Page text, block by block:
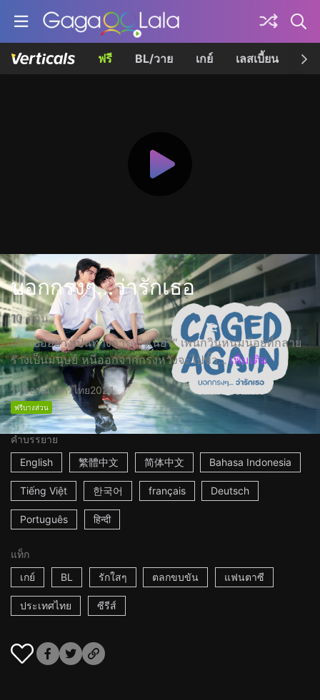
ฟรี BL/วาย เกย์ เลสเบี้ยน เค
บอกกรงๆ...ว่ารักเธอ
10 ตอน
เรื่องย่ออย่างเป็นทางการ: "จูเนียร์" เพนกวินหนุ่มน้อยที่กลาย
ร่างเป็นมนุษย์ หนีออกจากกรงหวังจะไปขั้ว... เพิ่มเติม
ราชอาณาจักรไทย2024
ฟรีบางส่วน
คำบรรยาย
English
繁體中文 简体中文 Bahasa Indonesia
Tiếng Việt 한국어 français Deutsch
Português हिन्दी
แท็ก
เกย์
BL รักใสๆ ตลกขบขัน แฟนตาซี
ประเทศไทย ซีรีส์